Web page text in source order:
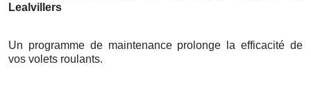
Lealvillers
Un programme de maintenance prolonge la efficacité de
vos volets roulants.